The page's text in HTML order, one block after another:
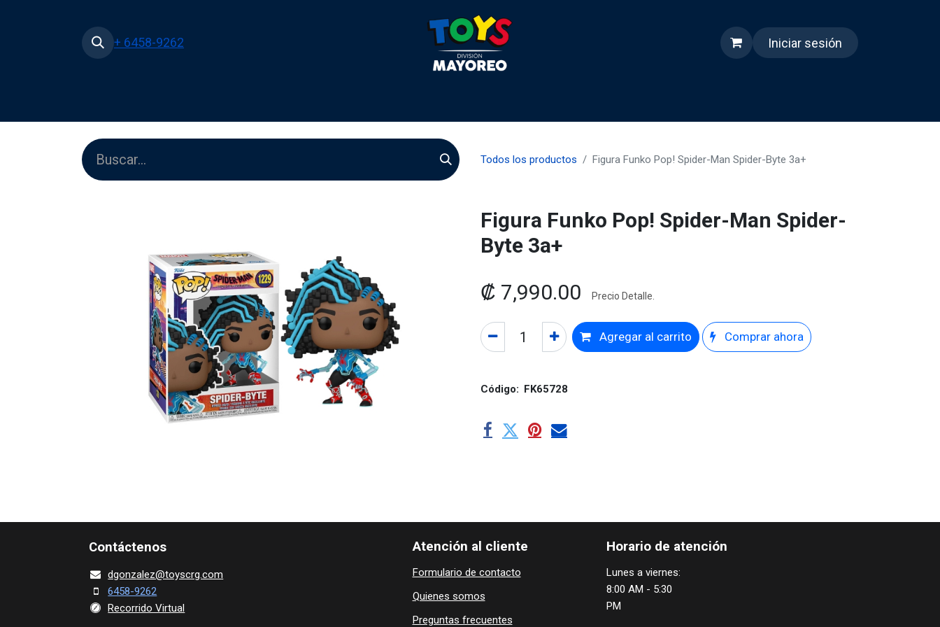
+ 6458-9262 Iniciar sesión
Todos los productos Figura Funko Pop! Spider-Man Spider-Byte 3a+
Figura Funko Pop! Spider-Man Spider-
Byte 3a+
₡ 7,990.00 Precio Detalle.
Agregar al carrito Comprar ahora
Código: FK65728
Contácte​nos
dgonza​lez@toy​scrg.c​o​m
6458-9262
Recorrido Virtual
Horario de atención
Lunes a viernes:
8:00 AM - 5:30
PM
Atención al cliente
Formulario de contacto
Quienes ​som​​​os
Preguntas frecuentes